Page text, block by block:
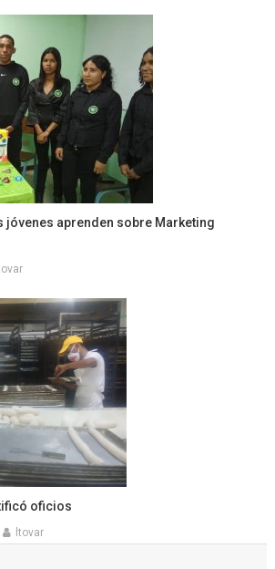
jóvenes aprenden sobre Marketing
oficios
ltovar